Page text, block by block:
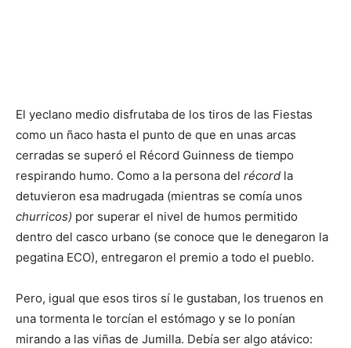
El yeclano medio disfrutaba de los tiros de las Fiestas
como un ñaco hasta el punto de que en unas arcas
cerradas se superó el Récord Guinness de tiempo
respirando humo. Como a la persona del récord la
detuvieron esa madrugada (mientras se comía unos
churricos) por superar el nivel de humos permitido
dentro del casco urbano (se conoce que le denegaron la
pegatina ECO), entregaron el premio a todo el pueblo.
Pero, igual que esos tiros sí le gustaban, los truenos en
una tormenta le torcían el estómago y se lo ponían
mirando a las viñas de Jumilla. Debía ser algo atávico: